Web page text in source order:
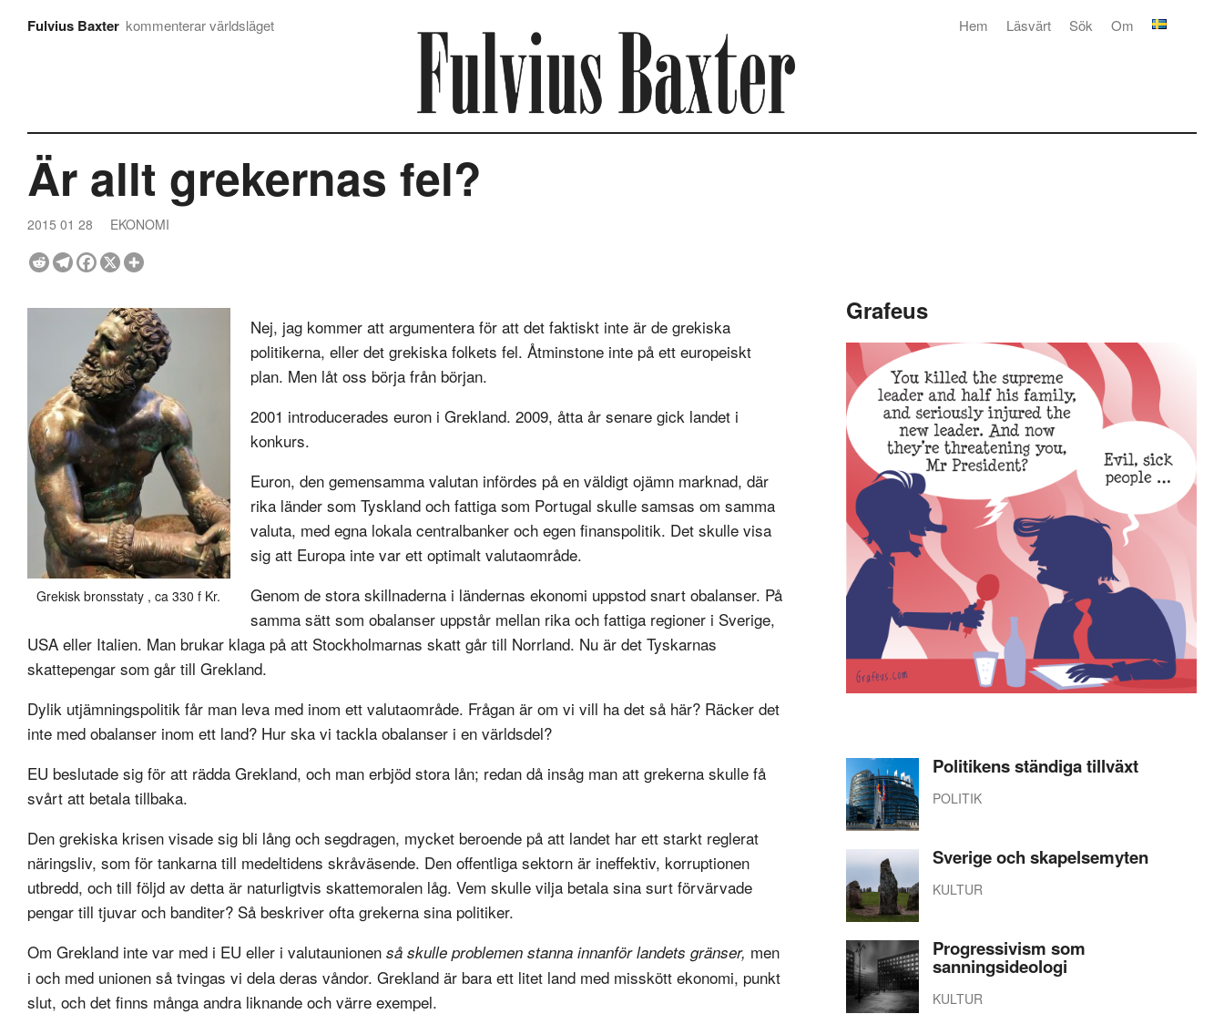
Fulvius Baxter kommenterar världsläget Om
Sök
Läsvärt
Hem
Är allt grekernas fel?
2015 01 28 EKONOMI
Grekisk bronsstaty , ca 330 f Kr.
Nej, jag kommer att argumentera för att det faktiskt inte är de grekiska
politikerna, eller det grekiska folkets fel. Åtminstone inte på ett europeiskt
plan. Men låt oss börja från början.
2001 introducerades euron i Grekland. 2009, åtta år senare gick landet i
konkurs.
Euron, den gemensamma valutan infördes på en väldigt ojämn marknad, där
rika länder som Tyskland och fattiga som Portugal skulle samsas om samma
valuta, med egna lokala centralbanker och egen finanspolitik. Det skulle visa
sig att Europa inte var ett optimalt valutaområde.
Genom de stora skillnaderna i ländernas ekonomi uppstod snart obalanser. På
samma sätt som obalanser uppstår mellan rika och fattiga regioner i Sverige,
USA eller Italien. Man brukar klaga på att Stockholmarnas skatt går till Norrland. Nu är det Tyskarnas
skattepengar som går till Grekland.
Dylik utjämningspolitik får man leva med inom ett valutaområde. Frågan är om vi vill ha det så här? Räcker det
inte med obalanser inom ett land? Hur ska vi tackla obalanser i en världsdel?
EU beslutade sig för att rädda Grekland, och man erbjöd stora lån; redan då insåg man att grekerna skulle få
svårt att betala tillbaka.
Den grekiska krisen visade sig bli lång och segdragen, mycket beroende på att landet har ett starkt reglerat
näringsliv, som för tankarna till medeltidens skråväsende. Den offentliga sektorn är ineffektiv, korruptionen
utbredd, och till följd av detta är naturligtvis skattemoralen låg. Vem skulle vilja betala sina surt förvärvade
pengar till tjuvar och banditer? Så beskriver ofta grekerna sina politiker.
Om Grekland inte var med i EU eller i valutaunionen så skulle problemen stanna innanför landets gränser, men
i och med unionen så tvingas vi dela deras våndor. Grekland är bara ett litet land med misskött ekonomi, punkt
slut, och det finns många andra liknande och värre exempel.
Grafeus
Politikens ständiga tillväxt
POLITIK
Sverige och skapelsemyten
KULTUR
Progressivism som
sanningsideologi
KULTUR